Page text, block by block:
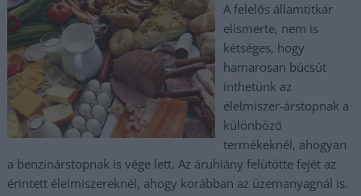
A felelős államtitkár
elismerte, nem is
kétséges, hogy
hamarosan búcsút
inthetünk az
élelmiszer-árstopnak a
különböző
termékeknél, ahogyan
a benzinárstopnak is vége lett. Az áruhiány felütötte fejét az
érintett élelmiszereknél, ahogy korábban az üzemanyagnál is.